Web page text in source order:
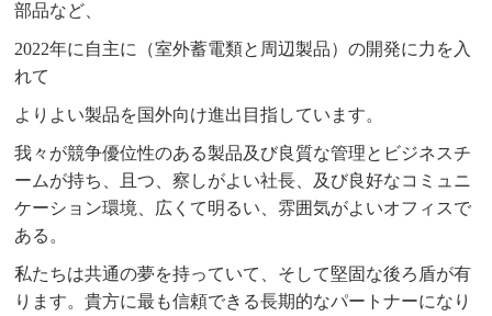
部品など、
2022年に自主に（室外蓄電類と周辺製品）の開発に力を入
れて
よりよい製品を国外向け進出目指しています。
我々が競争優位性のある製品及び良質な管理とビジネスチ
ームが持ち、且つ、察しがよい社長、及び良好なコミュニ
ケーション環境、広くて明るい、雰囲気がよいオフィスで
ある。
私たちは共通の夢を持っていて、そして堅固な後ろ盾が有
ります。貴方に最も信頼できる長期的なパートナーになり